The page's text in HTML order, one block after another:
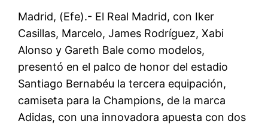
Madrid, (Efe).- El Real Madrid, con Iker
Casillas, Marcelo, James Rodríguez, Xabi
Alonso y Gareth Bale como modelos,
presentó en el palco de honor del estadio
Santiago Bernabéu la tercera equipación,
camiseta para la Champions, de la marca
Adidas, con una innovadora apuesta con dos